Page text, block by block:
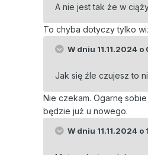
A nie jest tak że w
To chyba dotyczy tylko
W dniu 11.11.2024 o
Jak się źle czujesz to
Nie czekam. Ogarnę
będzie już u nowego.
W dniu 11.11.2024 o